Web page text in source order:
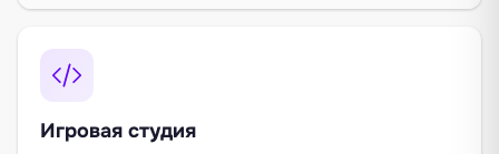
Игровая студия